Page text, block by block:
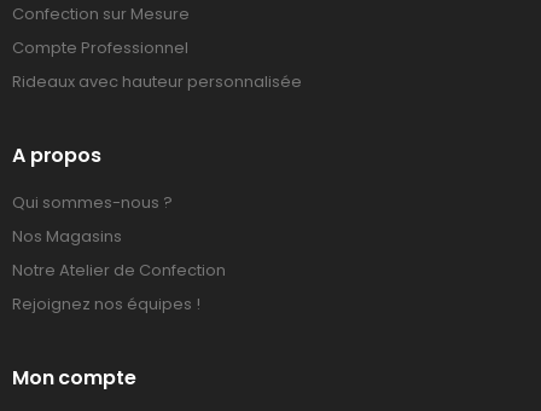
Confection sur Mesure
Compte Professionnel
Rideaux avec hauteur personnalisée
A propos
Qui sommes-nous ?
Nos Magasins
Notre Atelier de Confection
Rejoignez nos équipes !
Mon compte